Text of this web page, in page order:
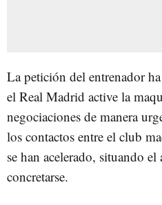
La petición del entrenador
el Real Madrid active la
negociaciones de manera
los contactos entre el club
se han acelerado, situando el
concretarse.